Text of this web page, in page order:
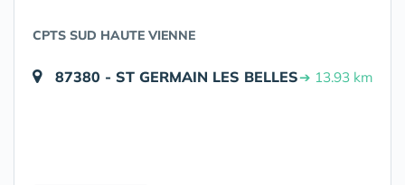
CPTS SUD HAUTE VIENNE
87380 - ST GERMAIN LES BELLES➔ 13.93 km